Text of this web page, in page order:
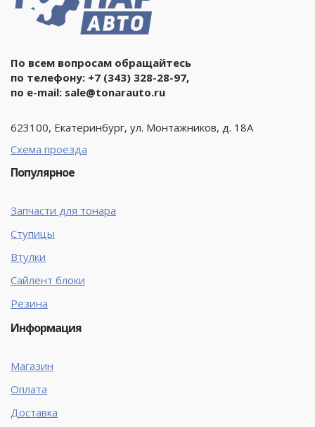
По всем вопросам обращайтесь
по телефону: +7 (343) 328-28-97,
по e-mail: sale@tonarauto.ru
623100, Екатеринбург, ул. Монтажников, д. 18А
Схема проезда
Популярное
Запчасти для тонара
Ступицы
Втулки
Сайлент блоки
Резина
Информация
Магазин
Оплата
Доставка